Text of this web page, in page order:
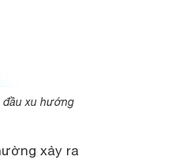
đầu xu hướng
xảy ra